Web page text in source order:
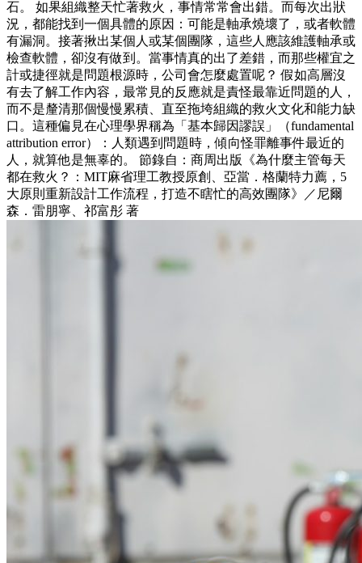
石。 如果組織整天忙著救火，事情常常會出錯。而每次出狀
況，都能找到一個具體的原因：可能是軸承燒壞了，或者軟體
有漏洞。接著揪出某個人或某個團隊，這些人應該維護軸承或
檢查軟體，卻沒有做到。當事情真的出了差錯，而那些權宜之
計或捷徑就是問題根源時，公司會怎麼處置呢？ 假如高層沒
有去了解工作內容，最常見的反應就是責怪最靠近問題的人，
而不是釐清那個慢慢累積、直至拖垮組織的救火文化和能力缺
口。這種偏見在心理學界稱為「基本歸因謬誤」（fundamental
attribution error）：人類遇到問題時，傾向怪罪離事件最近的
人，就算他是無辜的。 節錄自：商周出版《為什麼主管每天
都在救火？：MIT麻省理工教授原創、亞當．格蘭特力薦，5
大原則重新設計工作流程，打造不瞎忙的高效團隊》／尼爾
森．雷朋寧、祁富彤 著